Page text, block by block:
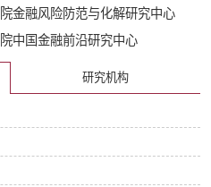
金融风险防范与化解研究中心
中国金融前沿研究中心
研究机构